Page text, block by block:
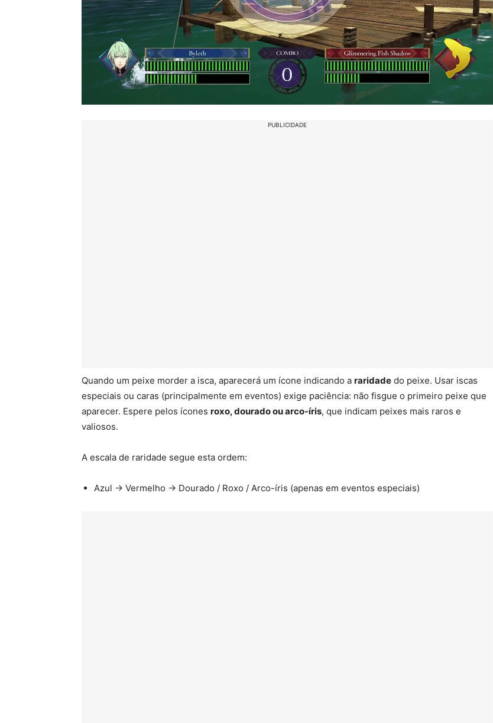
PUBLICIDADE
Quando um peixe morder a isca, aparecerá um ícone indicando a raridade do peixe. Usar iscas
especiais ou caras (principalmente em eventos) exige paciência: não fisgue o primeiro peixe que
aparecer. Espere pelos ícones roxo, dourado ou arco-íris, que indicam peixes mais raros e
valiosos.
A escala de raridade segue esta ordem:
Azul → Vermelho → Dourado / Roxo / Arco-íris (apenas em eventos especiais)